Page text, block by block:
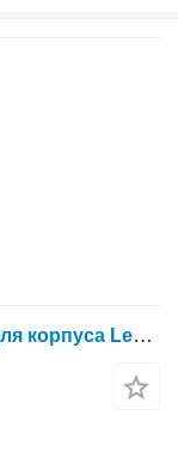
Облицовка Claas Защитная маска для корпуса Lexion 780 00 0781 219 0 00 0781 226 0 0 для зерноуборочного комбайна Claas Lexion 780